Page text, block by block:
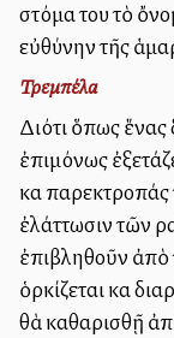
στόμα του τὸ
εὐθύνην τῆς
Τρεμπέλα
Διότι ὅπως ἕνας
ἐπιμόνως
καὶ
ἐλάττωσιν τῶν
ἐπιβληθοῦν ἀπὸ
ὁρκίζεται καὶ
θὰ καθαρισθῇ